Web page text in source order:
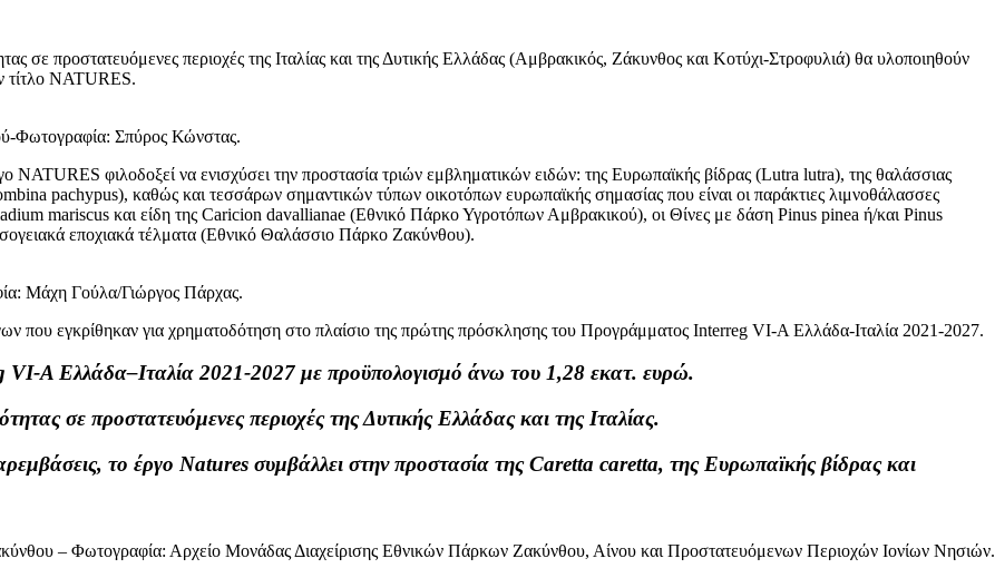
σε προστατευόμενες περιοχές της Ιταλίας και της Δυτικής Ελλάδας (Αμβρακικός, Ζάκυνθος και Κοτύχι-Στροφυλιά) θα υλοποιηθούν
τίτλο NATURES.
Φωτογραφία: Σπύρος Κώνστας.
φιλοδοξεί να ενισχύσει την προστασία τριών εμβληματικών ειδών: της Ευρωπαϊκής βίδρας (Lutra lutra), της θαλάσσιας
pachypus), καθώς και τεσσάρων σημαντικών τύπων οικοτόπων ευρωπαϊκής σημασίας που είναι οι παράκτιες λιμνοθάλασσες
mariscus και είδη της Caricion davallianae (Εθνικό Πάρκο Υγροτόπων Αμβρακικού), οι Θίνες με δάση Pinus pinea ή/και Pinus
εποχιακά τέλματα (Εθνικό Θαλάσσιο Πάρκο Ζακύνθου).
Μάχη Γούλα/Γιώργος Πάρχας.
που εγκρίθηκαν για χρηματοδότηση στο πλαίσιο της πρώτης πρόσκλησης του Προγράμματος Interreg VI-A Ελλάδα-Ιταλία 2021-2027.
A Ελλάδα–Ιταλία 2021-2027 με προϋπολογισμό άνω του 1,28 εκατ. ευρώ.
σε προστατευόμενες περιοχές της Δυτικής Ελλάδας και της Ιταλίας.
το έργο Natures συμβάλλει στην προστασία της Caretta caretta, της Eυρωπαϊκής βίδρας και
– Φωτογραφία: Αρχείο Μονάδας Διαχείρισης Εθνικών Πάρκων Ζακύνθου, Αίνου και Προστατευόμενων Περιοχών Ιονίων Νησιών.